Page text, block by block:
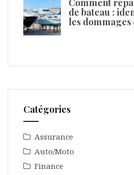
Comment
de bateau :
les
Catégories
Assurance
Auto/Moto
Finance